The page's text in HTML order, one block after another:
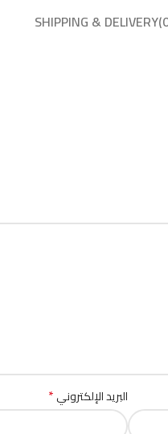
SHIPPING & DELIVERY
البريد الإلكتروني*